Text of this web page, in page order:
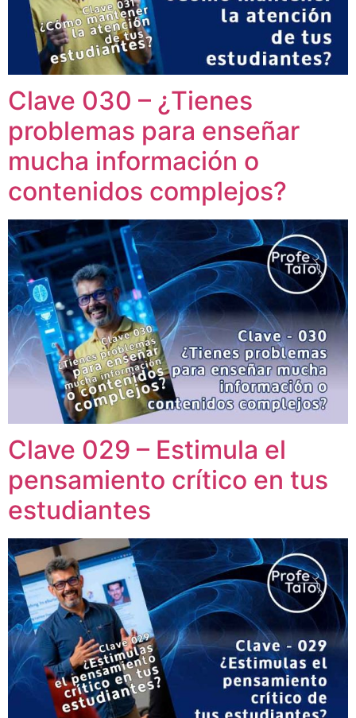
Clave 030 – ¿Tienes
problemas para enseñar
mucha información o
contenidos complejos?
Clave 029 – Estimula el
pensamiento crítico en tus
estudiantes